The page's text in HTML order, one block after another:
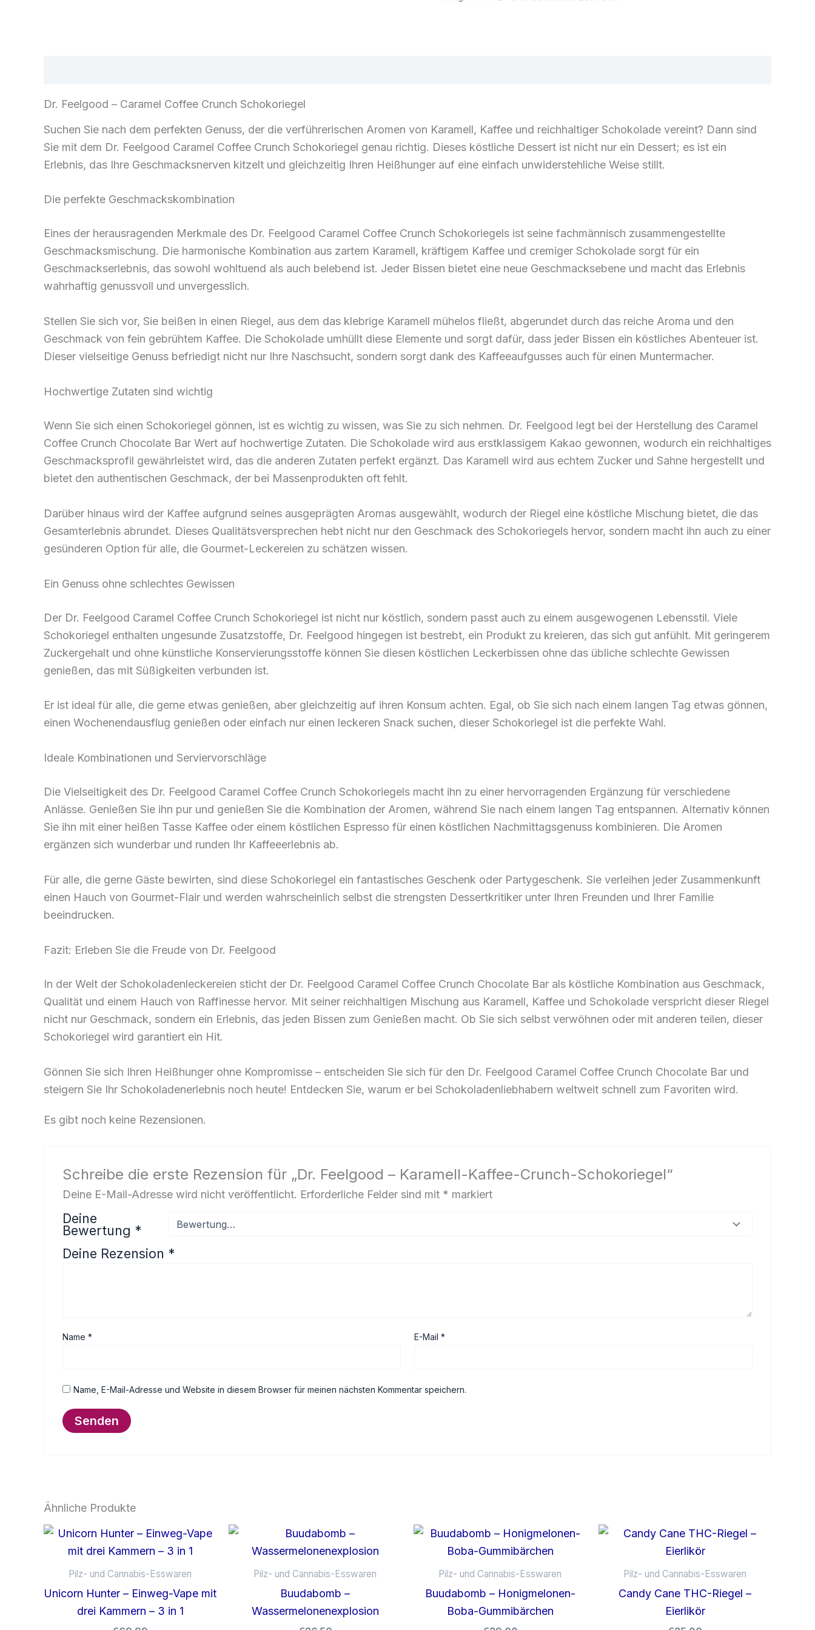
Dr. Feelgood – Caramel Coffee Crunch Schokoriegel
Suchen Sie nach dem perfekten Genuss, der die verführerischen Aromen von Karamell, Kaffee und reichhaltiger Schokolade vereint? Dann sind
Sie mit dem Dr. Feelgood Caramel Coffee Crunch Schokoriegel genau richtig. Dieses köstliche Dessert ist nicht nur ein Dessert; es ist ein
Erlebnis, das Ihre Geschmacksnerven kitzelt und gleichzeitig Ihren Heißhunger auf eine einfach unwiderstehliche Weise stillt.
Die perfekte Geschmackskombination
Eines der herausragenden Merkmale des Dr. Feelgood Caramel Coffee Crunch Schokoriegels ist seine fachmännisch zusammengestellte
Geschmacksmischung. Die harmonische Kombination aus zartem Karamell, kräftigem Kaffee und cremiger Schokolade sorgt für ein
Geschmackserlebnis, das sowohl wohltuend als auch belebend ist. Jeder Bissen bietet eine neue Geschmacksebene und macht das Erlebnis
wahrhaftig genussvoll und unvergesslich.
Stellen Sie sich vor, Sie beißen in einen Riegel, aus dem das klebrige Karamell mühelos fließt, abgerundet durch das reiche Aroma und den
Geschmack von fein gebrühtem Kaffee. Die Schokolade umhüllt diese Elemente und sorgt dafür, dass jeder Bissen ein köstliches Abenteuer ist.
Dieser vielseitige Genuss befriedigt nicht nur Ihre Naschsucht, sondern sorgt dank des Kaffeeaufgusses auch für einen Muntermacher.
Hochwertige Zutaten sind wichtig
Wenn Sie sich einen Schokoriegel gönnen, ist es wichtig zu wissen, was Sie zu sich nehmen. Dr. Feelgood legt bei der Herstellung des Caramel
Coffee Crunch Chocolate Bar Wert auf hochwertige Zutaten. Die Schokolade wird aus erstklassigem Kakao gewonnen, wodurch ein reichhaltiges
Geschmacksprofil gewährleistet wird, das die anderen Zutaten perfekt ergänzt. Das Karamell wird aus echtem Zucker und Sahne hergestellt und
bietet den authentischen Geschmack, der bei Massenprodukten oft fehlt.
Darüber hinaus wird der Kaffee aufgrund seines ausgeprägten Aromas ausgewählt, wodurch der Riegel eine köstliche Mischung bietet, die das
Gesamterlebnis abrundet. Dieses Qualitätsversprechen hebt nicht nur den Geschmack des Schokoriegels hervor, sondern macht ihn auch zu einer
gesünderen Option für alle, die Gourmet-Leckereien zu schätzen wissen.
Ein Genuss ohne schlechtes Gewissen
Der Dr. Feelgood Caramel Coffee Crunch Schokoriegel ist nicht nur köstlich, sondern passt auch zu einem ausgewogenen Lebensstil. Viele
Schokoriegel enthalten ungesunde Zusatzstoffe, Dr. Feelgood hingegen ist bestrebt, ein Produkt zu kreieren, das sich gut anfühlt. Mit geringerem
Zuckergehalt und ohne künstliche Konservierungsstoffe können Sie diesen köstlichen Leckerbissen ohne das übliche schlechte Gewissen
genießen, das mit Süßigkeiten verbunden ist.
Er ist ideal für alle, die gerne etwas genießen, aber gleichzeitig auf ihren Konsum achten. Egal, ob Sie sich nach einem langen Tag etwas gönnen,
einen Wochenendausflug genießen oder einfach nur einen leckeren Snack suchen, dieser Schokoriegel ist die perfekte Wahl.
Ideale Kombinationen und Serviervorschläge
Die Vielseitigkeit des Dr. Feelgood Caramel Coffee Crunch Schokoriegels macht ihn zu einer hervorragenden Ergänzung für verschiedene
Anlässe. Genießen Sie ihn pur und genießen Sie die Kombination der Aromen, während Sie nach einem langen Tag entspannen. Alternativ können
Sie ihn mit einer heißen Tasse Kaffee oder einem köstlichen Espresso für einen köstlichen Nachmittagsgenuss kombinieren. Die Aromen
ergänzen sich wunderbar und runden Ihr Kaffeeerlebnis ab.
Für alle, die gerne Gäste bewirten, sind diese Schokoriegel ein fantastisches Geschenk oder Partygeschenk. Sie verleihen jeder Zusammenkunft
einen Hauch von Gourmet-Flair und werden wahrscheinlich selbst die strengsten Dessertkritiker unter Ihren Freunden und Ihrer Familie
beeindrucken.
Fazit: Erleben Sie die Freude von Dr. Feelgood
In der Welt der Schokoladenleckereien sticht der Dr. Feelgood Caramel Coffee Crunch Chocolate Bar als köstliche Kombination aus Geschmack,
Qualität und einem Hauch von Raffinesse hervor. Mit seiner reichhaltigen Mischung aus Karamell, Kaffee und Schokolade verspricht dieser Riegel
nicht nur Geschmack, sondern ein Erlebnis, das jeden Bissen zum Genießen macht. Ob Sie sich selbst verwöhnen oder mit anderen teilen, dieser
Schokoriegel wird garantiert ein Hit.
Gönnen Sie sich Ihren Heißhunger ohne Kompromisse – entscheiden Sie sich für den Dr. Feelgood Caramel Coffee Crunch Chocolate Bar und
steigern Sie Ihr Schokoladenerlebnis noch heute! Entdecken Sie, warum er bei Schokoladenliebhabern weltweit schnell zum Favoriten wird.
Es gibt noch keine Rezensionen.
Schreibe die erste Rezension für „Dr. Feelgood – Karamell-Kaffee-Crunch-Schokoriegel“
Deine E-Mail-Adresse wird nicht veröffentlicht. Erforderliche Felder sind mit * markiert
Deine
Bewertung *
Deine Rezension *
Name* E-Mail*
Name, E-Mail-Adresse und Website in diesem Browser für meinen nächsten Kommentar speichern.
Ähnliche Produkte
Pilz- und Cannabis-Esswaren
Unicorn Hunter – Einweg-Vape mit
drei Kammern – 3 in 1
Pilz- und Cannabis-Esswaren
Buudabomb –
Wassermelonenexplosion
Pilz- und Cannabis-Esswaren
Buudabomb – Honigmelonen-
Boba-Gummibärchen
Pilz- und Cannabis-Esswaren
Candy Cane THC-Riegel –
Eierlikör